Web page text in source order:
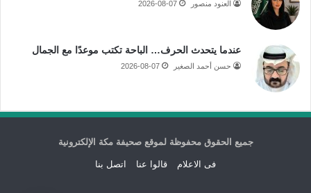
العنود منصور 2026-08-07
عندما يتحدث الحرف… الباحة تكتب موعدًا مع الجمال
حسن أحمد الصغير 2026-08-07
جميع الحقوق محفوظة لموقع صحيفة مكة الإلكترونية
فى الاعلام قالوا عنا اتصل بنا